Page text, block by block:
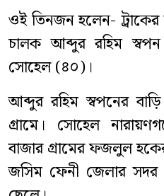
ওই তিনজন হলেন-
চালক আব্দুর রহিম
সোহেল (৪০)।
আব্দুর রহিম স্বপনের
গ্রামে। সোহেল
বাজার গ্রামের ফজলুল
জসিম ফেনী জেলার সদর